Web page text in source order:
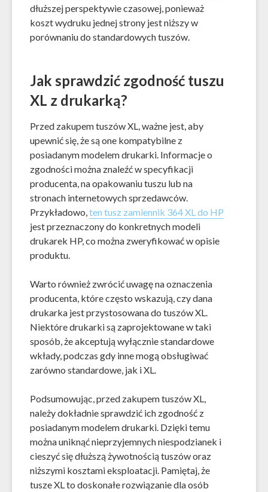
dłuższej perspektywie czasowej, ponieważ
koszt wydruku jednej strony jest niższy w
porównaniu do standardowych tuszów.
Jak sprawdzić zgodność tuszu
XL z drukarką?
Przed zakupem tuszów XL, ważne jest, aby
upewnić się, że są one kompatybilne z
posiadanym modelem drukarki. Informacje o
zgodności można znaleźć w specyfikacji
producenta, na opakowaniu tuszu lub na
stronach internetowych sprzedawców.
Przykładowo,ten tusz zamiennik 364 XL do HP
jest przeznaczony do konkretnych modeli
drukarek HP, co można zweryfikować w opisie
produktu.
Warto również zwrócić uwagę na oznaczenia
producenta, które często wskazują, czy dana
drukarka jest przystosowana do tuszów XL.
Niektóre drukarki są zaprojektowane w taki
sposób, że akceptują wyłącznie standardowe
wkłady, podczas gdy inne mogą obsługiwać
zarówno standardowe, jak i XL.
Podsumowując, przed zakupem tuszów XL,
należy dokładnie sprawdzić ich zgodność z
posiadanym modelem drukarki. Dzięki temu
można uniknąć nieprzyjemnych niespodzianek i
cieszyć się dłuższą żywotnością tuszów oraz
niższymi kosztami eksploatacji. Pamiętaj, że
tusze XL to doskonałe rozwiązanie dla osób